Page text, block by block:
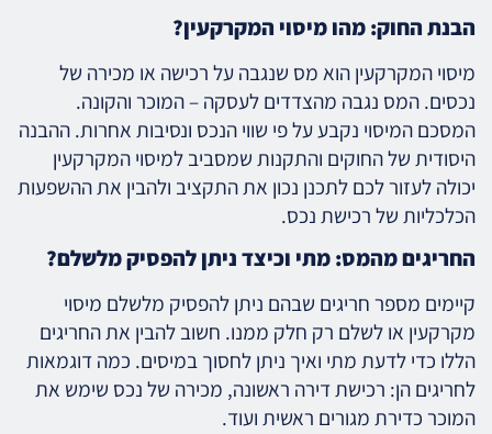
הבנת החוק: מהו מיסוי המקרקעין?
מיסוי המקרקעין הוא מס שנגבה על רכישה או מכירה של
נכסים. המס נגבה מהצדדים לעסקה – המוכר והקונה.
המסכם המיסוי נקבע על פי שווי הנכס ונסיבות אחרות. ההבנה
היסודית של החוקים והתקנות שמסביב למיסוי המקרקעין
יכולה לעזור לכם לתכנן נכון את התקציב ולהבין את ההשפעות
הכלכליות של רכישת נכס.
החריגים מהמס: מתי וכיצד ניתן להפסיק מלשלם?
קיימים מספר חריגים שבהם ניתן להפסיק מלשלם מיסוי
מקרקעין או לשלם רק חלק ממנו. חשוב להבין את החריגים
הללו כדי לדעת מתי ואיך ניתן לחסוך במיסים. כמה דוגמאות
לחריגים הן: רכישת דירה ראשונה, מכירה של נכס שימש את
המוכר כדירת מגורים ראשית ועוד.